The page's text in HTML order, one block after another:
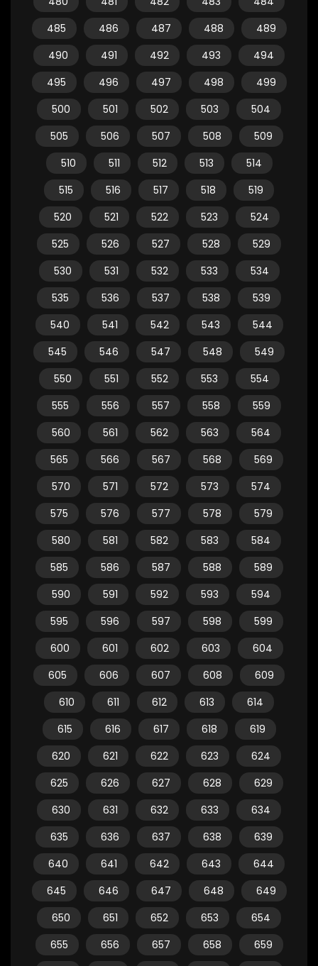
485
486 487 488
489
490
491 492 493
494
495
496 497 498
499
500
501 502 503
504
505
506 507 508
509
510
511 512 513
514
515
516 517 518
519
520
521 522 523
524
525
526 527 528
529
530
531 532 533
534
535
536 537 538
539
540
541 542 543
544
545
546 547 548
549
550
551 552 553
554
555
556 557 558
559
560
561 562 563
564
565
566 567 568
569
570
571 572 573
574
575
576 577 578
579
580
581 582 583
584
585
586 587 588
589
590
591 592 593
594
595
596 597 598
599
600
601 602 603
604
605
606 607 608
609
610
611 612 613
614
615
616 617 618
619
620
621 622 623
624
625
626 627 628
629
630
631 632 633
634
635
636 637 638
639
640
641 642 643
644
645
646 647 648
649
650
651 652 653
654
655
656 657 658
659